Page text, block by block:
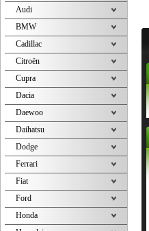
Audi
BMW
Cadillac
Citroën
Cupra
Dacia
Daewoo
Daihatsu
Dodge
Ferrari
Fiat
Ford
Honda